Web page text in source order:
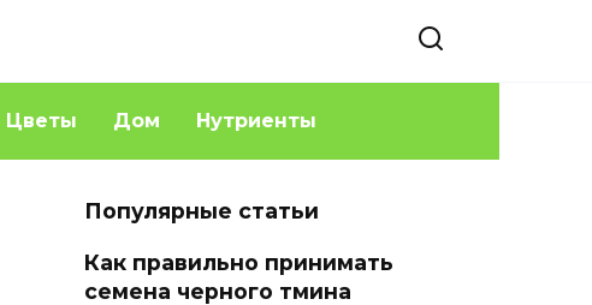
Цветы Дом Нутриенты
Популярные статьи
Как правильно принимать
семена черного тмина